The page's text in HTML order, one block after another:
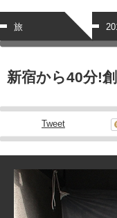
旅
新宿から40分!
Tweet